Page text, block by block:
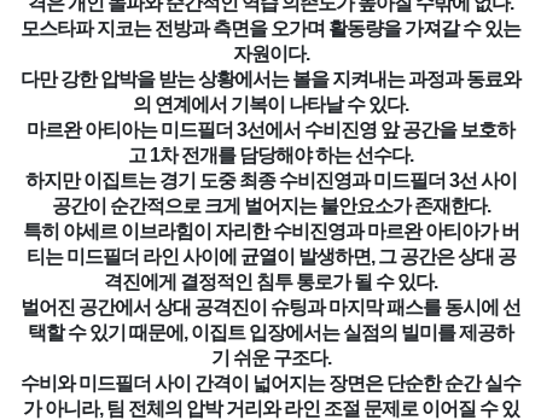
모스타파 지코는 전방과 측면을 오가며 활동량을 가져갈 수 있는
자원이다.
다만 강한 압박을 받는 상황에서는 볼을 지켜내는 과정과 동료와
의 연계에서 기복이 나타날 수 있다.
마르완 아티아는 미드필더 3선에서 수비진영 앞 공간을 보호하
고 1차 전개를 담당해야 하는 선수다.
하지만 이집트는 경기 도중 최종 수비진영과 미드필더 3선 사이
공간이 순간적으로 크게 벌어지는 불안요소가 존재한다.
특히 야세르 이브라힘이 자리한 수비진영과 마르완 아티아가 버
티는 미드필더 라인 사이에 균열이 발생하면, 그 공간은 상대 공
격진에게 결정적인 침투 통로가 될 수 있다.
벌어진 공간에서 상대 공격진이 슈팅과 마지막 패스를 동시에 선
택할 수 있기 때문에, 이집트 입장에서는 실점의 빌미를 제공하
기 쉬운 구조다.
수비와 미드필더 사이 간격이 넓어지는 장면은 단순한 순간 실수
가 아니라, 팀 전체의 압박 거리와 라인 조절 문제로 이어질 수 있